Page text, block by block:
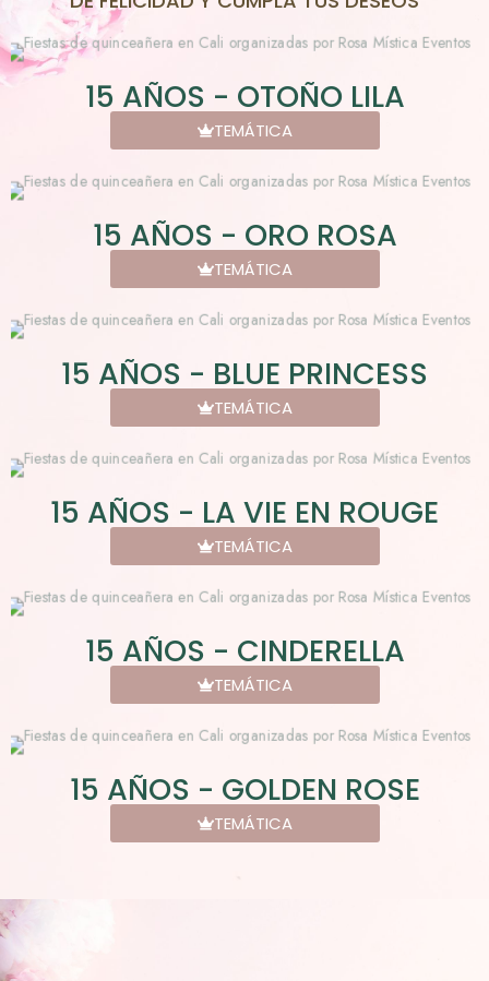
15 AÑOS - OTOÑO LILA
TEMÁTICA
15 AÑOS - ORO ROSA
TEMÁTICA
15 AÑOS - BLUE PRINCESS
TEMÁTICA
15 AÑOS - LA VIE EN ROUGE
TEMÁTICA
15 AÑOS - CINDERELLA
TEMÁTICA
15 AÑOS - GOLDEN ROSE
TEMÁTICA